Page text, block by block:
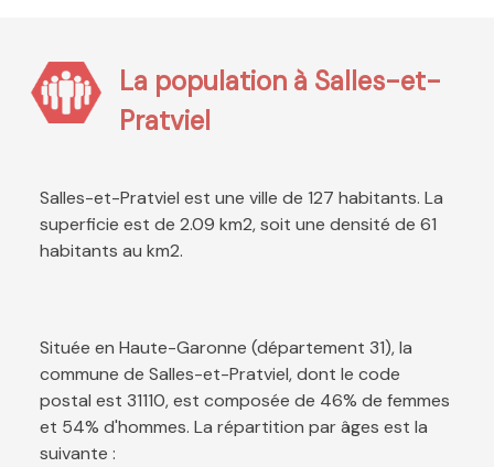
La population à Salles-et-
Pratviel
Salles-et-Pratviel est une ville de 127 habitants. La
superficie est de 2.09 km2, soit une densité de 61
habitants au km2.
Située en Haute-Garonne (département 31), la
commune de Salles-et-Pratviel, dont le code
postal est 31110, est composée de 46% de femmes
et 54% d'hommes. La répartition par âges est la
suivante :